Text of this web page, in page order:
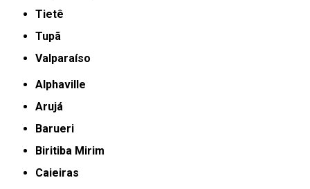
Tietê
Tupã
Valparaíso
Alphaville
Arujá
Barueri
Biritiba Mirim
Caieiras